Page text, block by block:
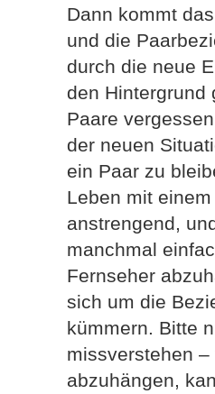
Dann kommt
und die
durch die neue
den Hintergrund
Paare
der neuen
ein Paar zu
Leben mit
anstrengend,
manchmal
Fernseher
sich um die
kümmern. Bitte
missverstehen
abzuhängen,